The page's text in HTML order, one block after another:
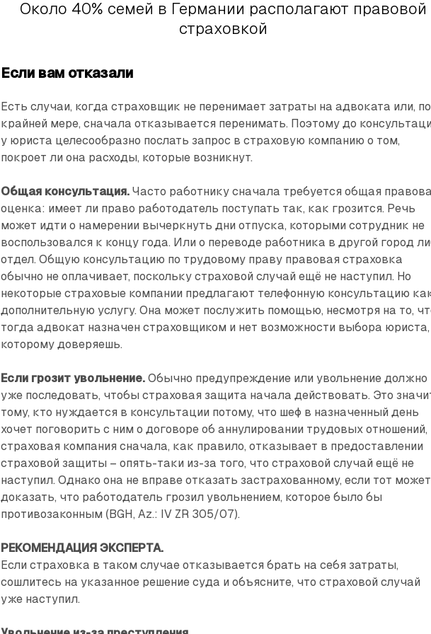
Около 40% семей в Германии располагают правовой
страховкой
Если вам отказали
Есть случаи, когда страховщик не перенимает затраты на адвоката или, по
крайней мере, сначала отказывается перенимать. Поэтому до
у юриста целесообразно послать запрос в страховую компанию о том,
покроет ли она расходы, которые возникнут.
Общая консультация. Часто работнику сначала требуется общая
оценка: имеет ли право работодатель поступать так, как грозится. Речь
может идти о намерении вычеркнуть дни отпуска, которыми сотрудник не
воспользовался к концу года. Или о переводе работника в другой город
отдел. Общую консультацию по трудовому праву правовая страховка
обычно не оплачивает, поскольку страховой случай ещё не наступил. Но
некоторые страховые компании предлагают телефонную консультацию
дополнительную услугу. Она может послужить помощью, несмотря на то,
тогда адвокат назначен страховщиком и нет возможности выбора юриста,
которому доверяешь.
Если грозит увольнение. Обычно предупреждение или увольнение должно
уже последовать, чтобы страховая защита начала действовать. Это
тому, кто нуждается в консультации потому, что шеф в назначенный день
хочет поговорить с ним о договоре об аннулировании трудовых отношений,
страховая компания сначала, как правило, отказывает в предоставлении
страховой защиты – опять-таки из-за того, что страховой случай ещё не
наступил. Однако она не вправе отказать застрахованному, если тот может
доказать, что работодатель грозил увольнением, которое было бы
противозаконным (BGH, Az.: IV ZR 305/07).
РЕКОМЕНДАЦИЯ ЭКСПЕРТА.
Если страховка в таком случае отказывается брать на себя затраты,
сошлитесь на указанное решение суда и объясните, что страховой случай
уже наступил.